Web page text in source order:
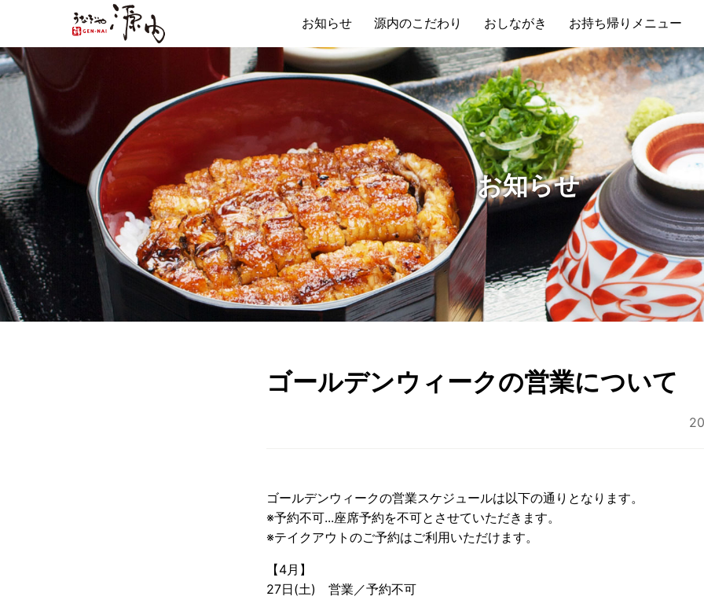
うなぎや源内
お知らせ 源内のこだわり おしながき お持ち帰り メニュー
お知らせ
ゴールデンウィークの営業について
ゴールデンウィークの営業スケジュールは以下の通りとなります。
※予約不可...座席予約を不可とさせていただきます。
※テイクアウトのご予約はご利用いただけます。
【4月】
27日(土) 営業／予約不可